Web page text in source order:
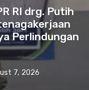
RI drg. Putih
Perlindungan
7, 2026